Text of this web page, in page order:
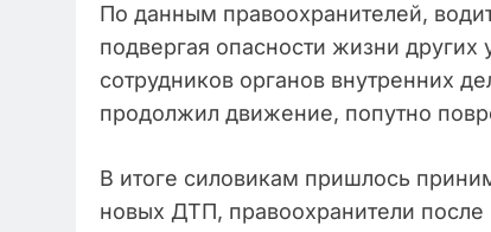
По данным правоохранителей,
подвергая опасности жизни
сотрудников органов внутренних
продолжил движение, попутно
В итоге силовикам пришлось
новых ДТП, правоохранители